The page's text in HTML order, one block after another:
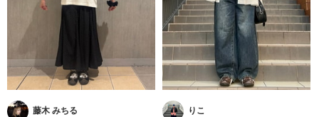
藤木 みちる りこ